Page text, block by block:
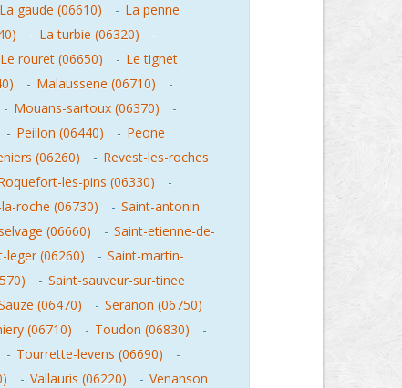
La gaude (06610) - La penne
- La turbie (06320)
-
Le rouret (06650) - Le tignet
- Malaussene (06710)
-
- Mouans-sartoux (06370)
-
- Peillon (06440) - Peone
(06260) - Revest-les-roches
les-pins (06330)
-
roche (06730) - Saint-antonin
(06660) - Saint-etienne-de-
leger (06260) - Saint-martin-
- Saint-sauveur-sur-tinee
(06470) - Seranon (06750)
(06710) - Toudon (06830)
-
- Tourrette-levens (06690)
-
- Vallauris (06220) - Venanson